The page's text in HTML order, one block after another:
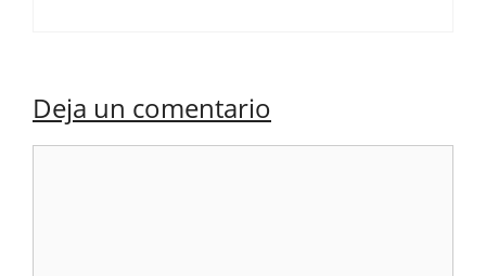
Deja un comentario